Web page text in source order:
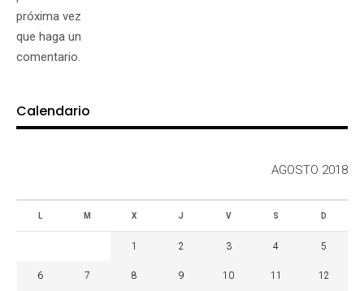
próxima vez
que haga un
comentario.
Calendario
AGOSTO 2018
L M X J V S D
1 2 3 4 5
6 7 8 9 10 11 12